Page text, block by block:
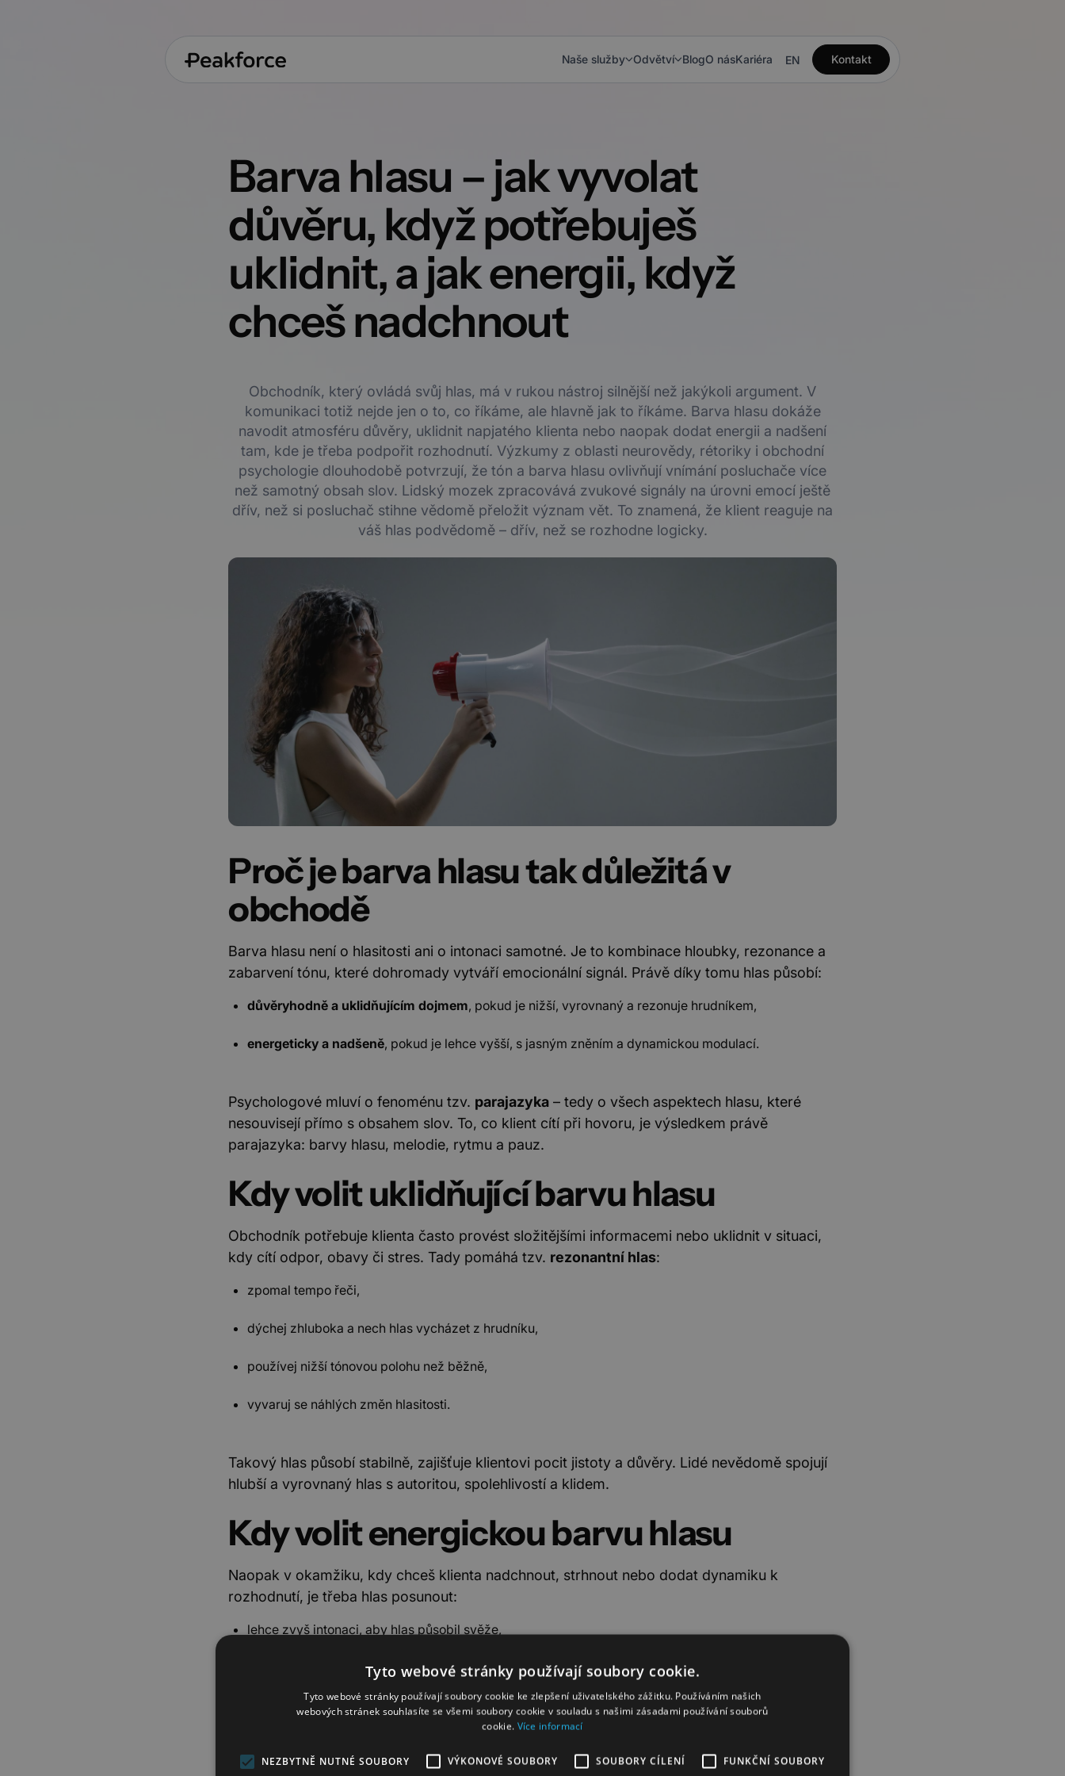
Naše služby Odvětví BlogO násKariéra EN Kontakt
Barva hlasu – jak vyvolat
důvěru, když potřebuješ
uklidnit, a jak energii, když
chceš nadchnout
Obchodník, který ovládá svůj hlas, má v rukou nástroj silnější než jakýkoli argument. V
komunikaci totiž nejde jen o to, co říkáme, ale hlavně jak to říkáme. Barva hlasu dokáže
navodit atmosféru důvěry, uklidnit napjatého klienta nebo naopak dodat energii a nadšení
tam, kde je třeba podpořit rozhodnutí. Výzkumy z oblasti neurovědy, rétoriky i obchodní
psychologie dlouhodobě potvrzují, že tón a barva hlasu ovlivňují vnímání posluchače více
než samotný obsah slov. Lidský mozek zpracovává zvukové signály na úrovni emocí ještě
dřív, než si posluchač stihne vědomě přeložit význam vět. To znamená, že klient reaguje na
váš hlas podvědomě – dřív, než se rozhodne logicky.
Proč je barva hlasu tak důležitá v
obchodě
Barva hlasu není o hlasitosti ani o intonaci samotné. Je to kombinace hloubky, rezonance a
zabarvení tónu, které dohromady vytváří emocionální signál. Právě díky tomu hlas působí:
důvěryhodně a uklidňujícím dojmem, pokud je nižší, vyrovnaný a rezonuje hrudníkem,
energeticky a nadšeně, pokud je lehce vyšší, s jasným zněním a dynamickou modulací.
Psychologové mluví o fenoménu tzv. parajazyka – tedy o všech aspektech hlasu, které
nesouvisejí přímo s obsahem slov. To, co klient cítí při hovoru, je výsledkem právě
parajazyka: barvy hlasu, melodie, rytmu a pauz.
Kdy volit uklidňující barvu hlasu
Obchodník potřebuje klienta často provést složitějšími informacemi nebo uklidnit v situaci,
kdy cítí odpor, obavy či stres. Tady pomáhá tzv. rezonantní hlas:
zpomal tempo řeči,
dýchej zhluboka a nech hlas vycházet z hrudníku,
používej nižší tónovou polohu než běžně,
vyvaruj se náhlých změn hlasitosti.
Takový hlas působí stabilně, zajišťuje klientovi pocit jistoty a důvěry. Lidé nevědomě spojují
hlubší a vyrovnaný hlas s autoritou, spolehlivostí a klidem.
Kdy volit energickou barvu hlasu
Naopak v okamžiku, kdy chceš klienta nadchnout, strhnout nebo dodat dynamiku k
rozhodnutí, je třeba hlas posunout:
lehce zvyš intonaci, aby hlas působil svěže,
zapoj úsměv, který se okamžitě promítne do barvy hlasu,
mluv svižněji, ale ne překotně,
Tyto webové stránky používají soubory cookie.
Tyto webové stránky používají soubory cookie ke zlepšení uživatelského zážitku. Používáním našich
webových stránek souhlasíte se všemi soubory cookie v souladu s našimi zásadami používání souborů
cookie. Více informací
NEZBYTNĚ NUTNÉ SOUBORY VÝKONOVÉ SOUBORY SOUBORY CÍLENÍ FUNKČNÍ SOUBORY